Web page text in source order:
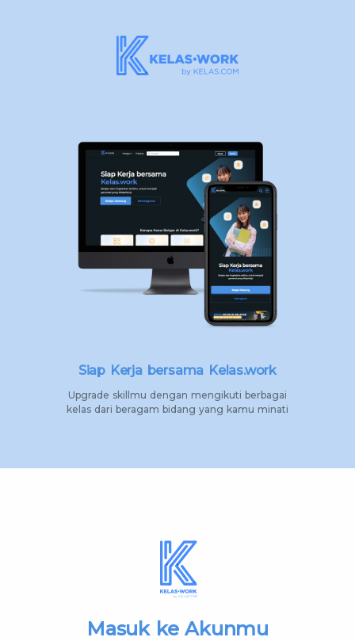
Siap Kerja bersama Kelas.work
Upgrade skillmu dengan mengikuti berbagai
kelas dari beragam bidang yang kamu minati
Masuk ke Akunmu